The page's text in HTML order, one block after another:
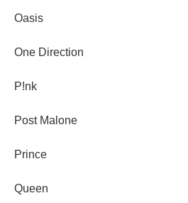
Oasis
One Direction
P!nk
Post Malone
Prince
Queen